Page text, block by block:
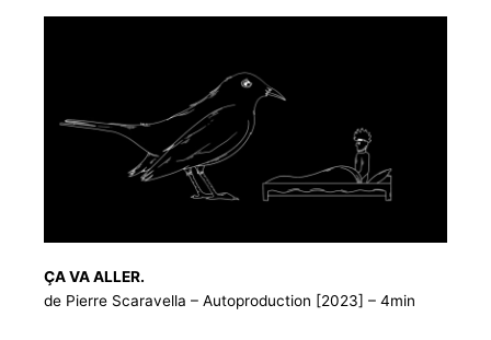
ÇA VA ALLER.
de Pierre Scaravella – Autoproduction [2023] – 4min